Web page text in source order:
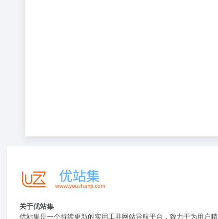
关于优站集
优站集是一个持续更新的实用工具网站导航平台，致力于为用户精